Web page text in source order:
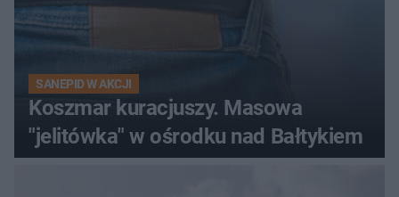
SANEPID W AKCJI
Koszmar kuracjuszy. Masowa
"jelitówka" w ośrodku nad Bałtykiem